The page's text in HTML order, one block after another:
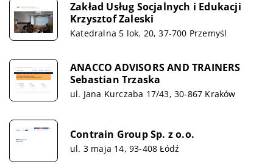
Zakład Usług Socjalnych i Edukacji
Krzysztof Zaleski
Katedralna 5 lok. 20, 37-700 Przemyśl
ANACCO ADVISORS AND TRAINERS
Sebastian Trzaska
ul. Jana Kurczaba 17/43, 30-867 Kraków
Contrain Group Sp. z o.o.
ul. 3 maja 14, 93-408 Łódź